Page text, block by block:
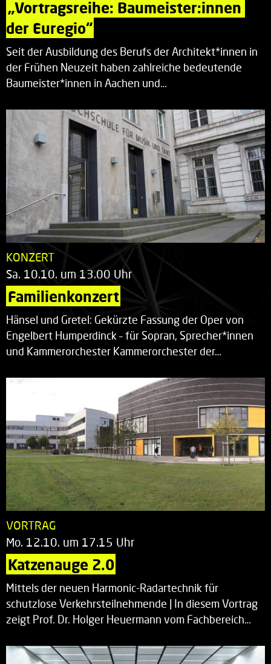
„Vortragsreihe: Baumeister:innen
der Euregio“
Seit der Ausbildung des Berufs der Architekt*innen in
der Frühen Neuzeit haben zahlreiche bedeutende
Baumeister*innen in Aachen und…
KONZERT
Sa. 10.10. um 13.00 Uhr
Familienkonzert
Hänsel und Gretel: Gekürzte Fassung der Oper von
Engelbert Humperdinck – für Sopran, Sprecher*innen
und Kammerorchester Kammerorchester der…
VORTRAG
Mo. 12.10. um 17.15 Uhr
Katzenauge 2.0
Mittels der neuen Harmonic-Radartechnik für
schutzlose Verkehrsteilnehmende | In diesem Vortrag
zeigt Prof. Dr. Holger Heuermann vom Fachbereich…